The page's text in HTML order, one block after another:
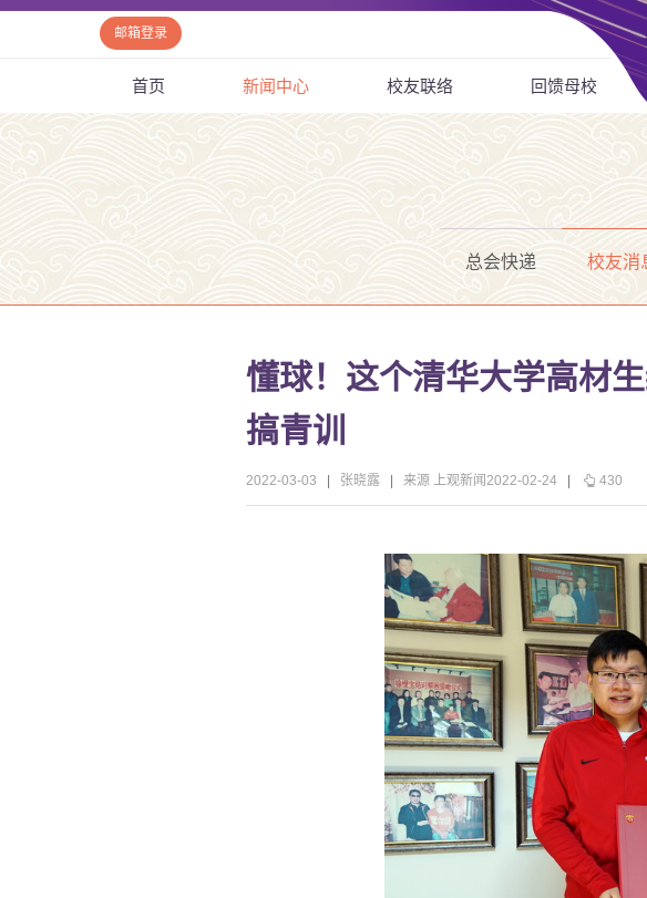
邮箱登录
首页 新闻中心 校友联络 回馈母校
总会快递 校友消
懂球！这个清华大学高材
搞青训
2022-03-03 张晓露 来源 上观新闻2022-02-24 430